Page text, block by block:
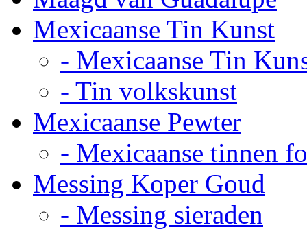
Mexicaanse Tin Kunst
- Mexicaanse Tin
- Tin volkskunst
Mexicaanse Pewter
- Mexicaanse tinnen
Messing Koper Goud
- Messing sieraden